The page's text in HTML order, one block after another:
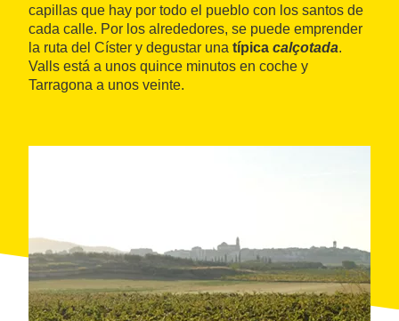
capillas que hay por todo el pueblo con los santos de
cada calle. Por los alrededores, se puede emprender
la ruta del Císter y degustar una típica calçotada.
Valls está a unos quince minutos en coche y
Tarragona a unos veinte.